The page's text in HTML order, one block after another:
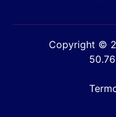
Copyright ©